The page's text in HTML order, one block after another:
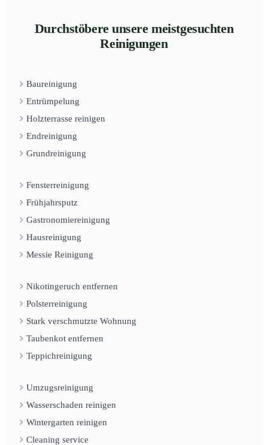
Durchstöbere unsere meistgesuchten
Reinigungen
Baureinigung
Entrümpelung
Holzterrasse reinigen
Endreinigung
Grundreinigung
Fensterreinigung
Frühjahrsputz
Gastronomiereinigung
Hausreinigung
Messie Reinigung
Nikotingeruch entfernen
Polsterreinigung
Stark verschmutzte Wohnung
Taubenkot entfernen
Teppichreinigung
Umzugsreinigung
Wasserschaden reinigen
Wintergarten reinigen
Cleaning service